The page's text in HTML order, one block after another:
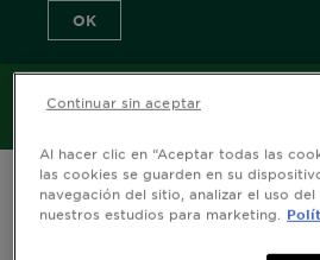
OK
MENÚ
Al hacer clic en “Aceptar todas las
las cookies se guarden en su
navegación del sitio, analizar el uso
nuestros estudios para marketing.
Continuar sin aceptar